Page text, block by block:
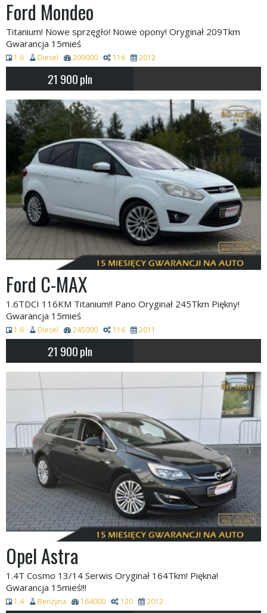
Ford Mondeo
Titanium! Nowe sprzęgło! Nowe opony! Oryginał 209Tkm
Gwarancja 15mieś
1.6 Diesel 209000 116 2012
21 900pln
Ford C-MAX
1.6TDCI 116KM Titanium!! Pano Oryginał 245Tkm Piękny!
Gwarancja 15mieś
1.6 Diesel 245000 116 2011
21 900pln
Opel Astra
1.4T Cosmo 13/14 Serwis Oryginał 164Tkm! Piękna!
Gwarancja 15mieś!!!
1.4 Benzyna 164000 120 2012